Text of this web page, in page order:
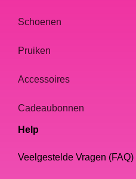
Schoenen
Pruiken
Accessoires
Cadeaubonnen
Help
Veelgestelde Vragen (FAQ)